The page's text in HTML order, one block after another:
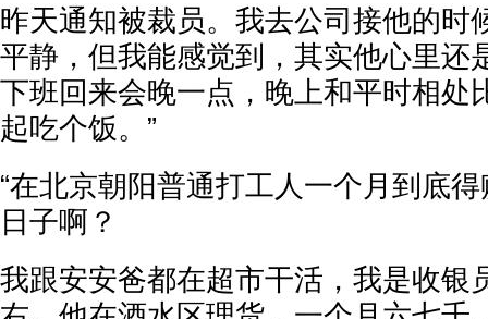
昨天通知被裁员。我去公司接他的时
平静，但我能感觉到，其实他心里还
下班回来会晚一点，晚上和平时相处
起吃个饭。”
“在北京朝阳普通打工人一个月到底
日子啊？
我跟安安爸都在超市干活，我是收银